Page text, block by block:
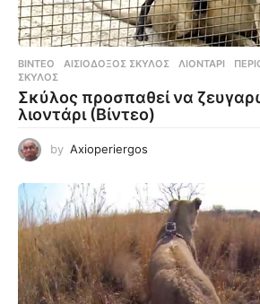
ΒΊΝΤΕΟ ΑΙΣΙΌΔΟΞΟΣ ΣΚΎΛΟΣ ,ΛΙΟΝΤΆΡΙ ,
ΣΚΎΛΟΣ
Σκύλος προσπαθεί να
λιοντάρι (Βίντεο)
by Axioperiergos